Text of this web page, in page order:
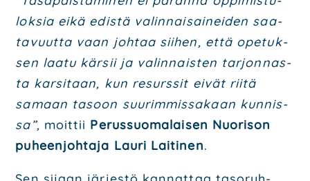
lok­sia eikä edis­tä valin­nai­sai­nei­den saa­
ta­vuut­ta vaan joh­taa sii­hen, että ope­tuk­
sen laa­tu kär­sii ja valin­nais­ten tar­jon­nas­
ta kar­si­taan, kun resurs­sit eivät rii­tä
samaan tasoon suu­rim­mis­sa­kaan kun­nis­
sa”, moit­tii Perus­suo­ma­lai­sen Nuo­ri­son
puheen­joh­ta­ja Lau­ri Lai­ti­nen.